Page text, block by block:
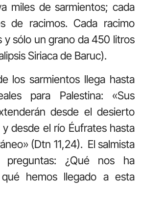
miles de sarmientos; cada
de racimos. Cada racimo
y sólo un grano da 450 litros
Siriaca de Baruc).
los sarmientos llega hasta
para Palestina: «Sus
desde el desierto
desde el río Éufrates hasta
(Dtn 11,24). El salmista
preguntas: ¿Qué nos ha
qué hemos llegado a esta